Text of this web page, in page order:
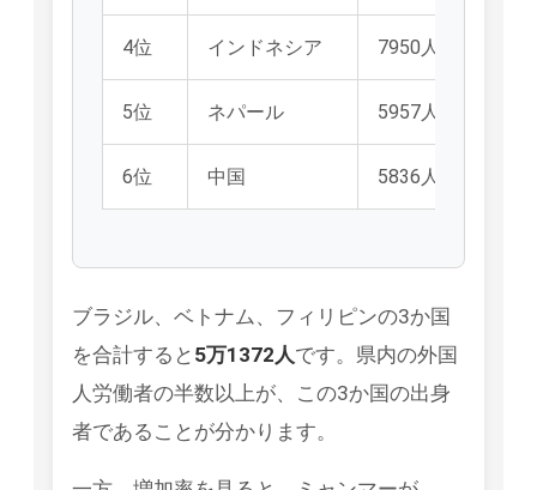
4位 インドネシア 7950人
5位 ネパール 5957人
6位 中国 5836人
ブラジル、ベトナム、フィリピンの3か国
を合計すると 5万1372人です。県内の外国
人労働者の半数以上が、この3か国の出身
者であることが分かります。